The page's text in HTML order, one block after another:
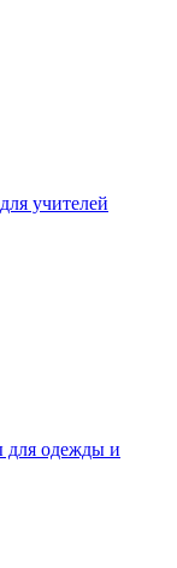
учителей
одежды и